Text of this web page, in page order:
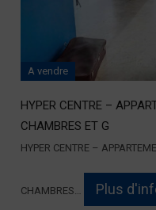
A vendre
HYPER CENTRE –
CHAMBRES ET G
HYPER CENTRE –
CHAMBRES… Plus